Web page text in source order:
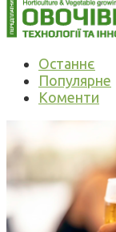
Останнє
Популярне
Коменти